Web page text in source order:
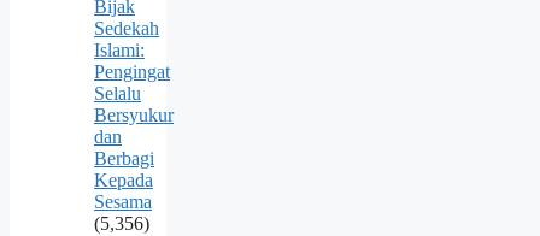
Bijak
Sedekah
Islami:
Pengingat
Selalu
Bersyukur
dan
Berbagi
Kepada
Sesama
(5,356)